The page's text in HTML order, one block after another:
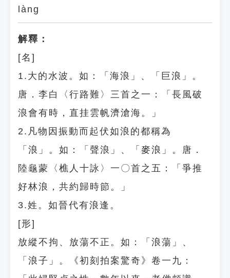
làng
解釋：
[名]
1.大的水波。如：「海浪」、「巨浪」。
唐．李白〈行路難〉三首之一：「長風破
浪會有時，直挂雲帆濟滄海。」
2.凡物因振動而起伏如浪的都稱為
「浪」。如：「聲浪」、「麥浪」。唐．
陸龜蒙〈樵人十詠〉一〇首之五：「爭推
好林浪，共約歸時節。」
3.姓。如晉代有浪逢。
[形]
放縱不拘、放蕩不正。如：「浪蕩」、
「浪子」。《初刻拍案驚奇》卷一九：